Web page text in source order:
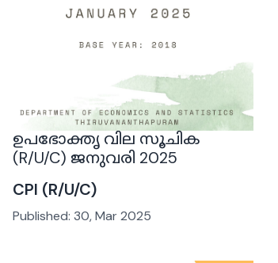
ഉപഭോക്തൃ വില സൂചിക
(R/U/C) ജനുവരി 2025
CPI (R/U/C)
Published: 30, Mar 2025